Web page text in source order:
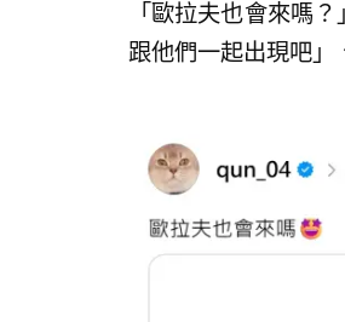
「歐拉夫也會來嗎
跟他們一起出現吧」